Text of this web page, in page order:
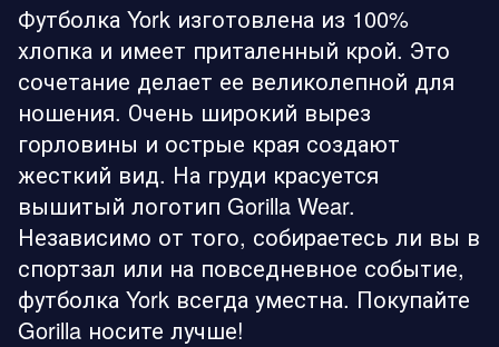
Футболка York изготовлена из 100%
хлопка и имеет приталенный крой. Это
сочетание делает ее великолепной для
ношения. Очень широкий вырез
горловины и острые края создают
жесткий вид. На груди красуется
вышитый логотип Gorilla Wear.
Независимо от того, собираетесь ли вы в
спортзал или на повседневное событие,
футболка York всегда уместна. Покупайте
Gorilla носите лучше!